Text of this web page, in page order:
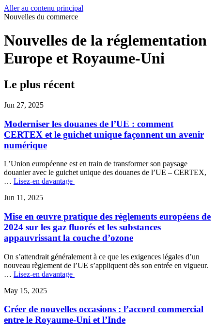
Aller au contenu principal
Nouvelles du commerce
Nouvelles de la réglementation
Europe et Royaume-Uni
Le plus récent
Jun 27, 2025
Moderniser les douanes de l’UE : comment
CERTEX et le guichet unique façonnent un avenir
numérique
L’Union européenne est en train de transformer son paysage
douanier avec le guichet unique des douanes de l’UE – CERTEX,
… Lisez-en davantage
Jun 11, 2025
Mise en œuvre pratique des règlements européens de
2024 sur les gaz fluorés et les substances
appauvrissant la couche d’ozone
On s’attendrait généralement à ce que les exigences légales d’un
nouveau règlement de l’UE s’appliquent dès son entrée en vigueur.
… Lisez-en davantage
May 15, 2025
Créer de nouvelles occasions : l’accord commercial
entre le Royaume-Uni et l’Inde